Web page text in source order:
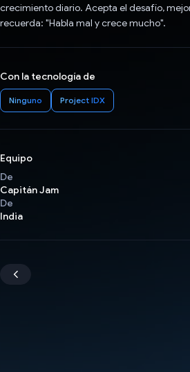
crecimiento diario. Acepta el desafío,
recuerda: "Habla mal y crece mucho".
Con la tecnología de
Ninguno Project IDX
Equipo
De
Capitán Jam
De
India